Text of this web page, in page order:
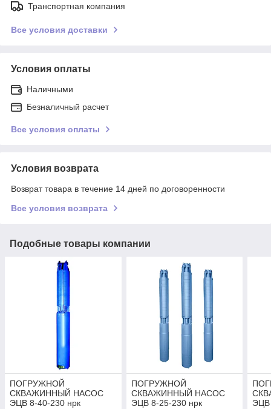
Транспортная компания
Все условия доставки
Условия оплаты
Наличными
Безналичный расчет
Все условия оплаты
Условия возврата
Возврат товара в течение 14 дней по договоренности
Все условия возврата
Подобные товары компании
ПОГРУЖНОЙ
СКВАЖИННЫЙ НАСОС
ЭЦВ 8-40-230 нрк
ПОГРУЖНОЙ
СКВАЖИННЫЙ НАСОС
ЭЦВ 8-25-230 нрк
ЭЦВ